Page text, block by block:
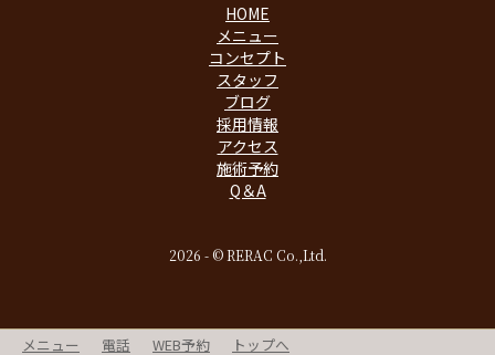
メニュー 電話 WEB予約 トップへ
HOME
メニュー
コンセプト
スタッフ
ブログ
採用情報
アクセス
施術予約
Q＆A
2026 - © RERAC Co.,Ltd.